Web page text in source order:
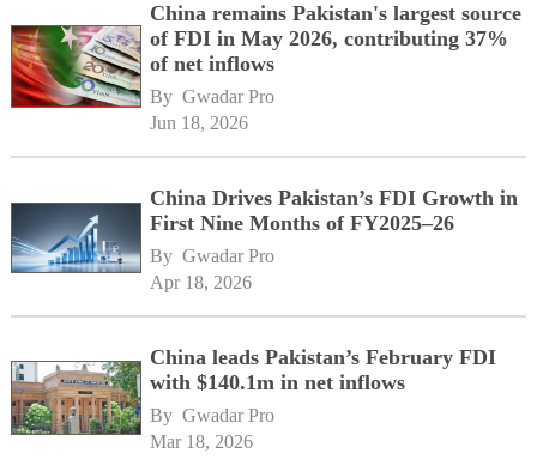
China remains Pakistan's largest source
of FDI in May 2026, contributing 37%
of net inflows
By Gwadar Pro
Jun 18, 2026
China Drives Pakistan’s FDI Growth in
First Nine Months of FY2025–26
By Gwadar Pro
Apr 18, 2026
China leads Pakistan’s February FDI
with $140.1m in net inflows
By Gwadar Pro
Mar 18, 2026